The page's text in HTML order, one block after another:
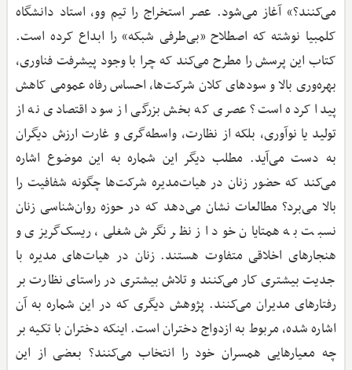
می‌کنند؟» آغاز می‌شود. عصر استخراج را تیم وو، استاد دانشگاه
کلمبیا نوشته که اصطلاح «بی‌طرفی شبکه» را ابداع کرده است.
کتاب این پرسش را مطرح می‌کند که چرا با وجود پیشرفت فناوری،
بهره‌وری بالا و سودهای کلان شرکت‌ها، احساس رفاه عمومی کاهش
پیدا کرده است؟ عصری که بخش بزرگی از سود اقتصادی نه از
تولید یا نوآوری، بلکه از نظارت، واسطه‌گری و غارت ارزش دیگران
به دست می‌آید. مطلب دیگر این شماره به این موضوع اشاره
می‌کند که حضور زنان در هیات‌مدیره شرکت‌ها چگونه شفافیت را
بالا می‌برد؟ مطالعات نشان می‌دهد که در حوزه روان‌شناسی زنان
نسبت به همتایان خود از نظر نگرش شغلی، ریسک‌گریزی و
هنجارهای اخلاقی متفاوت هستند. زنان در هیات‌های مدیره با
جدیت بیشتری کار می‌کنند و تلاش بیشتری در راستای نظارت بر
رفتارهای مدیران می‌کنند. پژوهش دیگری که در این شماره به آن
اشاره شده، مربوط به ازدواج دختران است. اینکه دختران با تکیه بر
چه معیارهایی همسران خود را انتخاب می‌کنند؟ بعضی از این